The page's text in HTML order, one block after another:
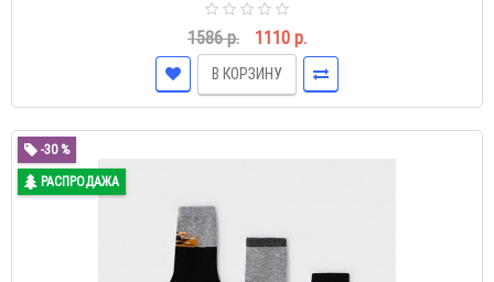
1586 р. 1110 р.
В КОРЗИНУ
-30 %
РАСПРОДАЖА